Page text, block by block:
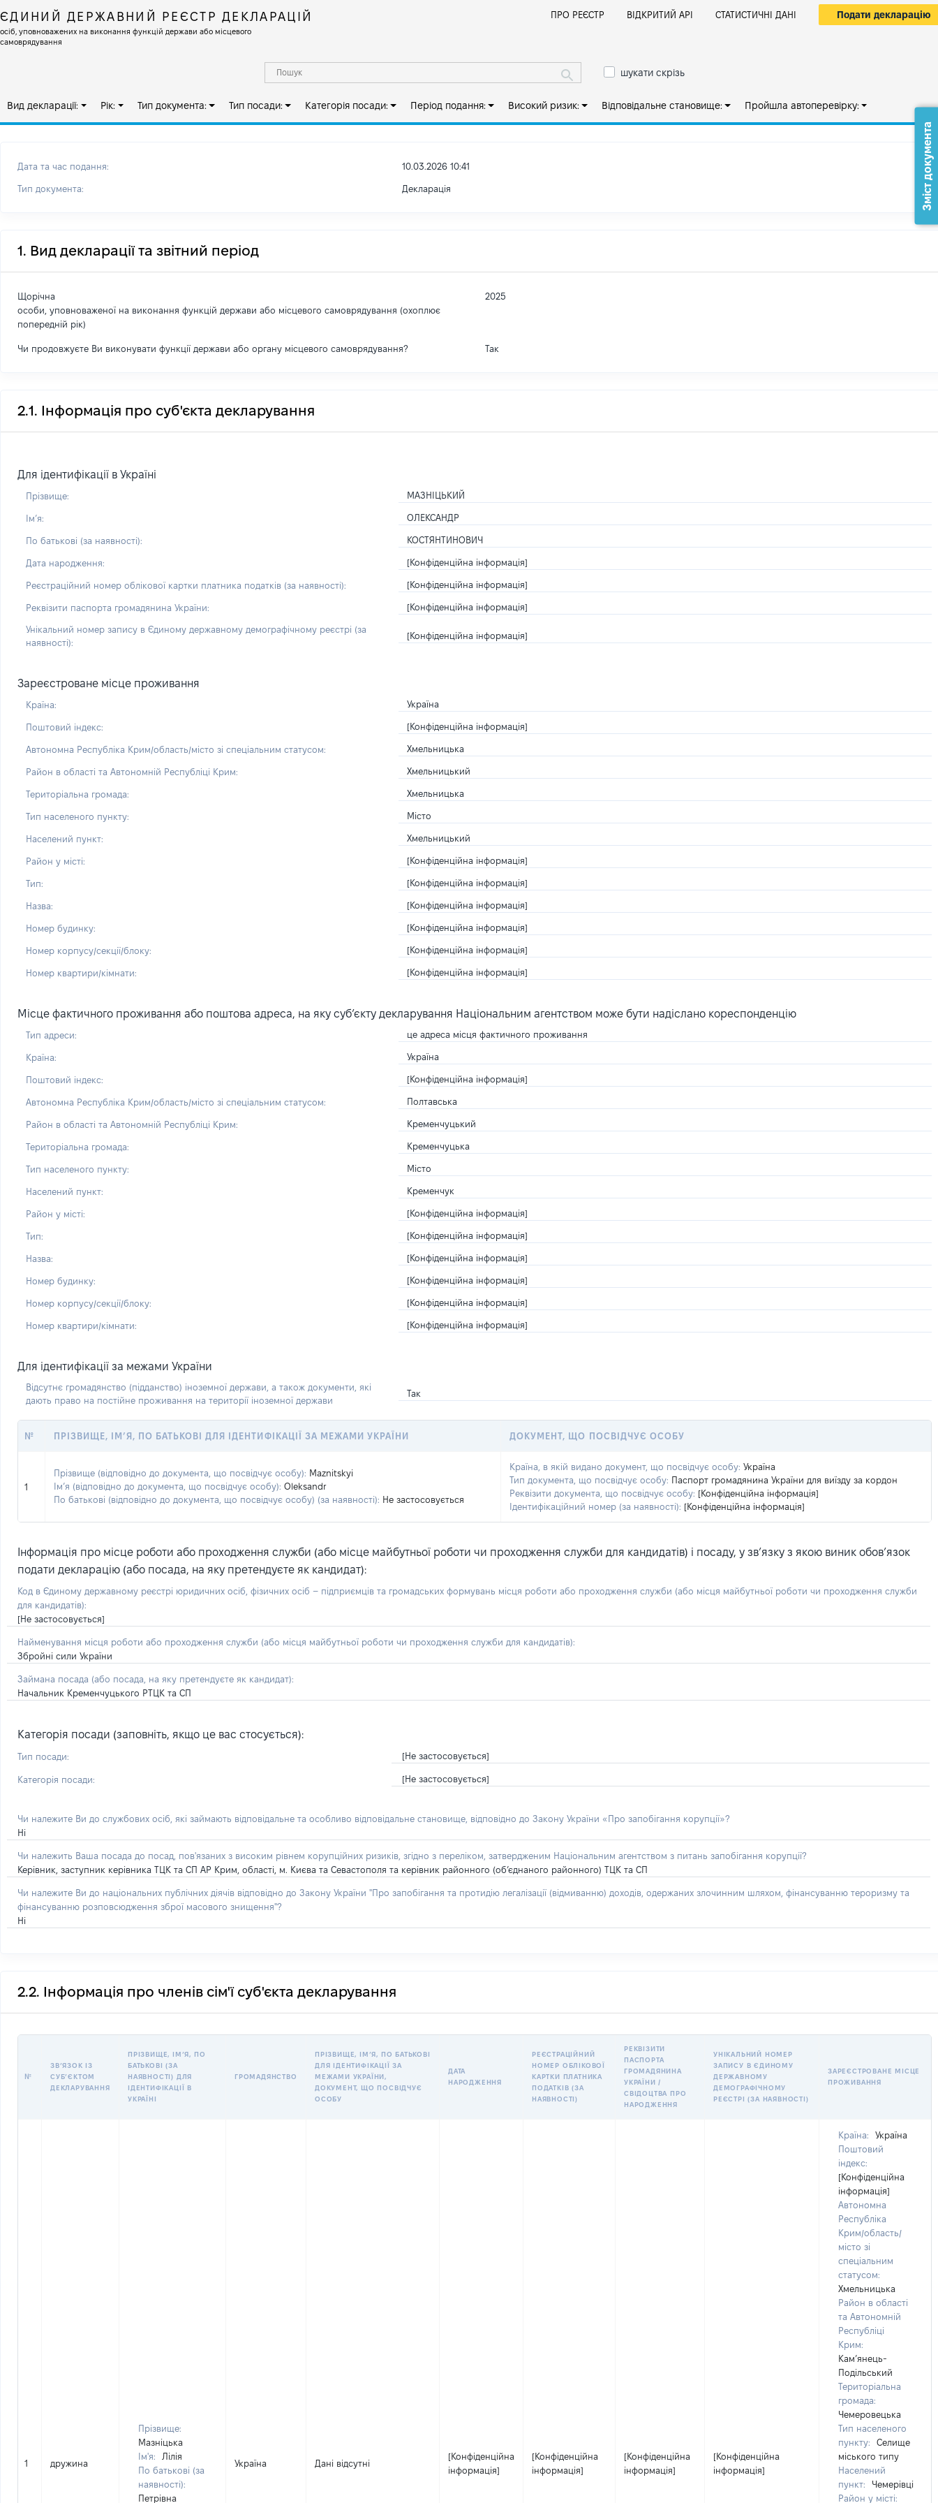
ЄДИНИЙ ДЕРЖАВНИЙ РЕЄСТР ДЕКЛАРАЦІЙ
осіб, уповноважених на виконання функцій держави або місцевого
самоврядування
ПРО РЕЄСТР ВІДКРИТИЙ АРІ СТАТИСТИЧНІ ДАНІ Подати декларацію
шукати скрізь
Вид декларації: Рік: Тип документа: Тип посади: Категорія посади: Період подання: Високий ризик: Відповідальне становище: Пройшла автоперевірку:
Дата та час подання: 10.03.2026 10:41
Тип документа: Декларація
1. Вид декларації та звітний період
Щорічна
особи, уповноваженої на виконання функцій держави або місцевого самоврядування (охоплює
попередній рік)
2025
Чи продовжуєте Ви виконувати функції держави або органу місцевого самоврядування? Так
2.1. Інформація про суб'єкта декларування
Для ідентифікації в Україні
Прізвище: МАЗНІЦЬКИЙ
Імʼя: ОЛЕКСАНДР
По батькові (за наявності): КОСТЯНТИНОВИЧ
Дата народження: [Конфіденційна інформація]
Реєстраційний номер облікової картки платника податків (за наявності): [Конфіденційна інформація]
Реквізити паспорта громадянина України: [Конфіденційна інформація]
Унікальний номер запису в Єдиному державному демографічному реєстрі (за
наявності):
[Конфіденційна інформація]
Зареєстроване місце проживання
Країна: Україна
Поштовий індекс: [Конфіденційна інформація]
Автономна Республіка Крим/область/місто зі спеціальним статусом: Хмельницька
Район в області та Автономній Республіці Крим: Хмельницький
Територіальна громада: Хмельницька
Тип населеного пункту: Місто
Населений пункт: Хмельницький
Район у місті: [Конфіденційна інформація]
Тип: [Конфіденційна інформація]
Назва: [Конфіденційна інформація]
Номер будинку: [Конфіденційна інформація]
Номер корпусу/секції/блоку: [Конфіденційна інформація]
Номер квартири/кімнати: [Конфіденційна інформація]
Місце фактичного проживання або поштова адреса, на яку суб’єкту декларування Національним агентством може бути надіслано кореспонденцію
Тип адреси: це адреса місця фактичного проживання
Країна: Україна
Поштовий індекс: [Конфіденційна інформація]
Автономна Республіка Крим/область/місто зі спеціальним статусом: Полтавська
Район в області та Автономній Республіці Крим: Кременчуцький
Територіальна громада: Кременчуцька
Тип населеного пункту: Місто
Населений пункт: Кременчук
Район у місті: [Конфіденційна інформація]
Тип: [Конфіденційна інформація]
Назва: [Конфіденційна інформація]
Номер будинку: [Конфіденційна інформація]
Номер корпусу/секції/блоку: [Конфіденційна інформація]
Номер квартири/кімнати: [Конфіденційна інформація]
Для ідентифікації за межами України
Відсутнє громадянство (підданство) іноземної держави, а також документи, які
дають право на постійне проживання на території іноземної держави
Так
№ ПРІЗВИЩЕ, ІМ’Я, ПО БАТЬКОВІ ДЛЯ ІДЕНТИФІКАЦІЇ ЗА МЕЖАМИ УКРАЇНИ ДОКУМЕНТ, ЩО ПОСВІДЧУЄ ОСОБУ
1
Прізвище (відповідно до документа, що посвідчує особу): Maznitskyi
Ім’я (відповідно до документа, що посвідчує особу): Oleksandr
По батькові (відповідно до документа, що посвідчує особу) (за наявності): Не застосовується
Країна, в якій видано документ, що посвідчує особу: Україна
Тип документа, що посвідчує особу: Паспорт громадянина України для виїзду за кордон
Реквізити документа, що посвідчує особу: [Конфіденційна інформація]
Ідентифікаційний номер (за наявності): [Конфіденційна інформація]
Інформація про місце роботи або проходження служби (або місце майбутньої роботи чи проходження служби для кандидатів) і посаду, у зв’язку з якою виник обов’язок
подати декларацію (або посада, на яку претендуєте як кандидат):
Код в Єдиному державному реєстрі юридичних осіб, фізичних осіб – підприємців та громадських формувань місця роботи або проходження служби (або місця майбутньої роботи чи проходження служби
для кандидатів):
[Не застосовується]
Найменування місця роботи або проходження служби (або місця майбутньої роботи чи проходження служби для кандидатів):
Збройні сили України
Займана посада (або посада, на яку претендуєте як кандидат):
Начальник Кременчуцького РТЦК та СП
Категорія посади (заповніть, якщо це вас стосується):
Тип посади: [Не застосовується]
Категорія посади: [Не застосовується]
Чи належите Ви до службових осіб, які займають відповідальне та особливо відповідальне становище, відповідно до Закону України «Про запобігання корупції»?
Ні
Чи належить Ваша посада до посад, пов'язаних з високим рівнем корупційних ризиків, згідно з переліком, затвердженим Національним агентством з питань запобігання корупції?
Керівник, заступник керівника ТЦК та СП АР Крим, області, м. Києва та Севастополя та керівник районного (об’єднаного районного) ТЦК та СП
Чи належите Ви до національних публічних діячів відповідно до Закону України "Про запобігання та протидію легалізації (відмиванню) доходів, одержаних злочинним шляхом, фінансуванню тероризму та
фінансуванню розповсюдження зброї масового знищення"?
Ні
2.2. Інформація про членів сім'ї суб'єкта декларування
№
ЗВʼЯЗОК ІЗ
СУБʼЄКТОМ
ДЕКЛАРУВАННЯ
ПРІЗВИЩЕ, ІМʼЯ, ПО
БАТЬКОВІ (ЗА
НАЯВНОСТІ) ДЛЯ
ІДЕНТИФІКАЦІЇ В
УКРАЇНІ
ГРОМАДЯНСТВО
ПРІЗВИЩЕ, ІМʼЯ, ПО БАТЬКОВІ
ДЛЯ ІДЕНТИФІКАЦІЇ ЗА
МЕЖАМИ УКРАЇНИ,
ДОКУМЕНТ, ЩО ПОСВІДЧУЄ
ОСОБУ
ДАТА
НАРОДЖЕННЯ
РЕЄСТРАЦІЙНИЙ
НОМЕР ОБЛІКОВОЇ
КАРТКИ ПЛАТНИКА
ПОДАТКІВ (ЗА
НАЯВНОСТІ)
РЕКВІЗИТИ
ПАСПОРТА
ГРОМАДЯНИНА
УКРАЇНИ /
СВІДОЦТВА ПРО
НАРОДЖЕННЯ
УНІКАЛЬНИЙ НОМЕР
ЗАПИСУ В ЄДИНОМУ
ДЕРЖАВНОМУ
ДЕМОГРАФІЧНОМУ
РЕЄСТРІ (ЗА НАЯВНОСТІ)
ЗАРЕЄСТРОВАНЕ МІСЦЕ
ПРОЖИВАННЯ
1 дружина
Прізвище:
Мазніцька
Ім'я:
Лілія
По батькові (за
наявності):
Петрівна
Україна Дані відсутні
[Конфіденційна
інформація]
[Конфіденційна
інформація]
[Конфіденційна
інформація]
[Конфіденційна
інформація]
Країна:
Україна
Поштовий
індекс:
[Конфіденційна
інформація]
Автономна
Республіка
Крим/область/
місто зі
спеціальним
статусом:
Хмельницька
Район в області
та Автономній
Республіці
Крим:
Кам’янець-
Подільський
Територіальна
громада:
Чемеровецька
Тип населеного
пункту:
Селище
міського типу
Населений
пункт:
Чемерівці
Район у місті:
Зміст документа